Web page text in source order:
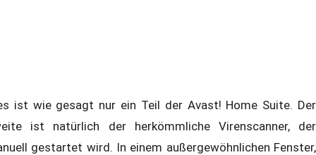
ist wie gesagt nur ein Teil der Avast! Home Suite. Der
ist natürlich der herkömmliche Virenscanner, der
gestartet wird. In einem außergewöhnlichen Fenster,